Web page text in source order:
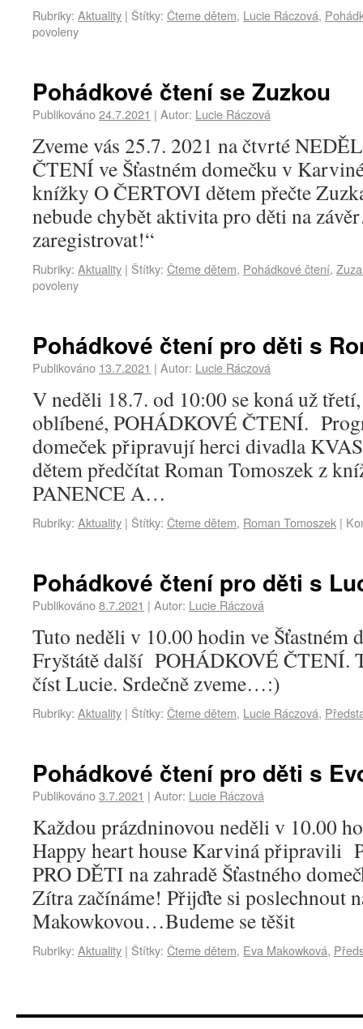
Rubriky: Aktuality | Štítky: Čteme dětem, Lucie Ráczová,
povoleny
Pohádkové čtení se Zuzkou
Publikováno24.7.2021 | Autor: Lucie Ráczová
Zveme vás 25.7. 2021 na čtvrté
ČTENÍ ve Šťastném domečku v
knížky O ČERTOVI dětem přečte
nebude chybět aktivita pro děti na
zaregistrovat!“
Rubriky: Aktuality | Štítky: Čteme dětem, Pohádkové čtení,
povoleny
Pohádkové čtení pro děti s
Publikováno 13.7.2021 | Autor: Lucie Ráczová
V neděli 18.7. od 10:00 se koná už
oblíbené, POHÁDKOVÉ ČTENÍ.
domeček připravují herci divadla
dětem předčítat Roman Tomoszek z
PANENCE A…
Rubriky: Aktuality | Štítky: Čteme dětem, Roman Tomoszek |
Pohádkové čtení pro děti s
Publikováno8.7.2021 | Autor: Lucie Ráczová
Tuto neděli v 10.00 hodin ve Šťastném
Fryštátě další POHÁDKOVÉ ČTENÍ.
číst Lucie. Srdečně zveme…:)
Rubriky: Aktuality | Štítky: Čteme dětem, Lucie Ráczová,
Pohádkové čtení pro děti s
Publikováno3.7.2021 | Autor: Lucie Ráczová
Každou prázdninovou neděli v 10.00
Happy heart house Karviná připravili
PRO DĚTI na zahradě Šťastného
Zítra začínáme! Přijďte si poslechnout
Makowkovou…Budeme se těšit
Rubriky: Aktuality | Štítky: Čteme dětem, Eva Makowková,